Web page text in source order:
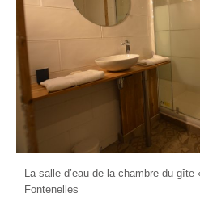
La salle d’eau de la chambre du
Fontenelles